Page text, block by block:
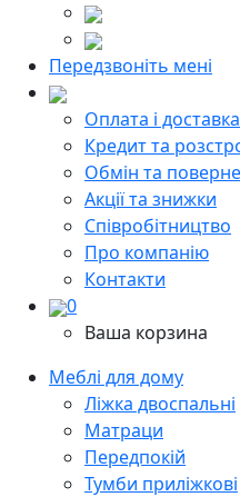
Передзвоніть мені
Оплата і доставка
Кредит та
Обмін та
Акції та знижки
Cпівробітництво
Про компанію
Контакти
0
Ваша корзина
Меблі для дому
Ліжка двоспальні
Матраци
Передпокій
Тумби приліжкові